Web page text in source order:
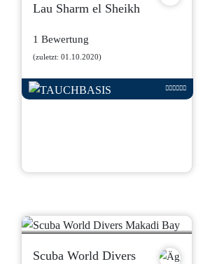
Lau Sharm el Sheikh
1 Bewertung
(zuletzt: 01.10.2020)
Scuba World Divers